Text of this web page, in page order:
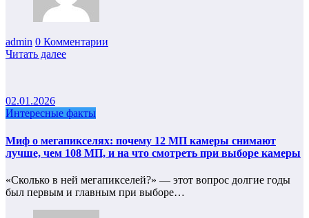
admin 0 Комментарии
Читать далее
02.01.2026
Интересные факты
Миф о мегапикселях: почему 12 МП камеры снимают
лучше, чем 108 МП, и на что смотреть при выборе камеры
«Сколько в ней мегапикселей?» — этот вопрос долгие годы
был первым и главным при выборе…